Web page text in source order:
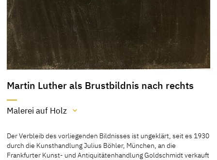
Martin Luther als Brustbildnis nach rechts
Malerei auf Holz
Malerei auf Holz
Der Verbleib des vorliegenden Bildnisses ist ungeklärt, seit es 1930
durch die Kunsthandlung Julius Böhler, München, an die
Frankfurter Kunst- und Antiquitätenhandlung Goldschmidt verkauft